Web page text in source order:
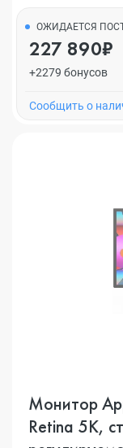
ОЖИДАЕТСЯ
227 890₽
+2279 бонусов
Cообщить о
Монитор
Retina 5K,